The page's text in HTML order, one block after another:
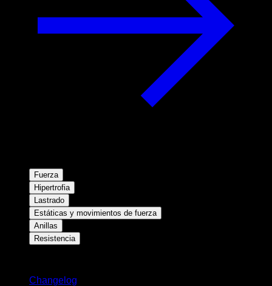
Fuerza
Hipertrofia
Lastrado
Estáticas y movimientos de fuerza
Anillas
Resistencia
Changelog